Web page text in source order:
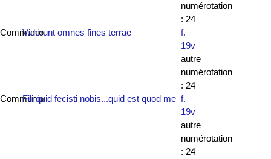
numérotation
: 24
CommunioViderunt omnes fines terrae
f.
19v
autre
numérotation
: 24
CommunioFili quid fecisti nobis...quid est quod me f.
19v
autre
numérotation
: 24